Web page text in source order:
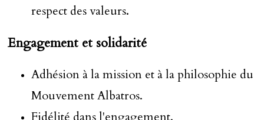
respect des valeurs.
Engagement et solidarité
Adhésion à la mission et à la philosophie du
Mouvement Albatros.
Fidélité dans l'engagement.